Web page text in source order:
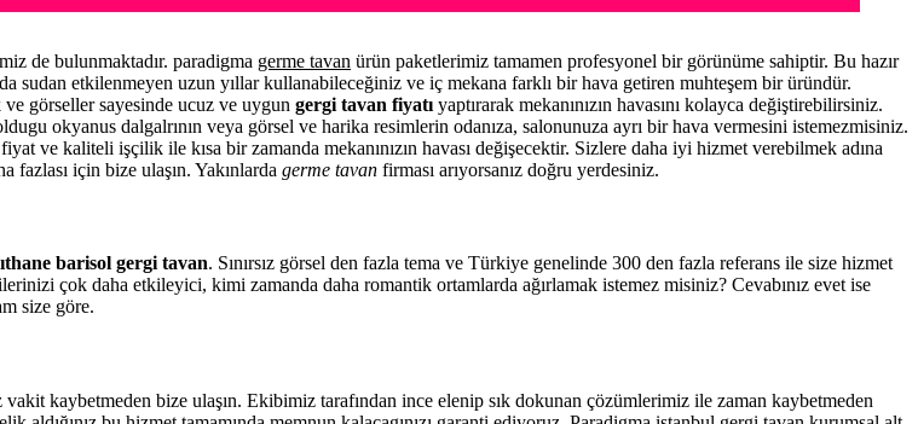
de bulunmaktadır. paradigma germe tavan ürün paketlerimiz tamamen profesyonel bir görünüme sahiptir. Bu hazır
sudan etkilenmeyen uzun yıllar kullanabileceğiniz ve iç mekana farklı bir hava getiren muhteşem bir üründür.
görseller sayesinde ucuz ve uygun gergi tavan fiyatı yaptırarak mekanınızın havasını kolayca değiştirebilirsiniz.
okyanus dalgalrının veya görsel ve harika resimlerin odanıza, salonunuza ayrı bir hava vermesini istemezmisiniz.
ve kaliteli işçilik ile kısa bir zamanda mekanınızın havası değişecektir. Sizlere daha iyi hizmet verebilmek adına
için bize ulaşın. Yakınlarda germe tavan firması arıyorsanız doğru yerdesiniz.
barisol gergi tavan. Sınırsız görsel den fazla tema ve Türkiye genelinde 300 den fazla referans ile size hizmet
çok daha etkileyici, kimi zamanda daha romantik ortamlarda ağırlamak istemez misiniz? Cevabınız evet ise
size göre.
kaybetmeden bize ulaşın. Ekibimiz tarafından ince elenip sık dokunan çözümlerimiz ile zaman kaybetmeden